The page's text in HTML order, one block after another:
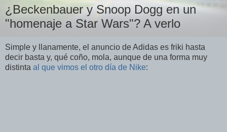
¿Beckenbauer y Snoop Dogg en un
"homenaje a Star Wars"? A verlo
Simple y llanamente, el anuncio de Adidas es friki hasta
decir basta y, qué coño, mola, aunque de una forma muy
distinta al que vimos el otro día de Nike: